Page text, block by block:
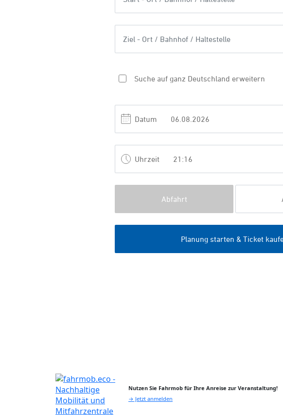
Nutzen Sie Fahrmob für Ihre Anreise zur Veranstaltung!
→ Jetzt anmelden